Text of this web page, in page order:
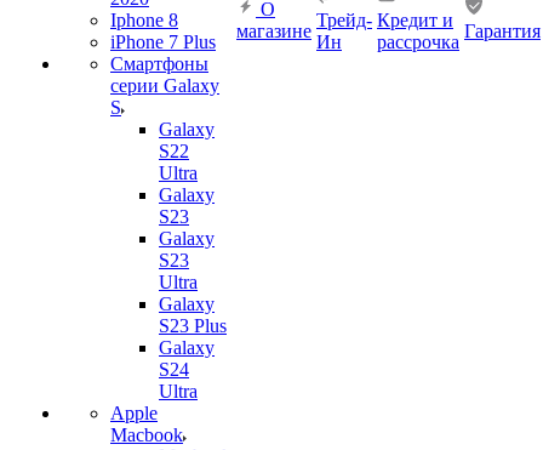
Iphone 8
iPhone 7 Plus
Смартфоны
серии Galaxy
S
Galaxy
S22
Ultra
Galaxy
S23
Galaxy
S23
Ultra
Galaxy
S23 Plus
Galaxy
S24
Ultra
Apple
Macbook
О
магазине
Трейд-
Ин
Кредит и
рассрочка
Гарантия